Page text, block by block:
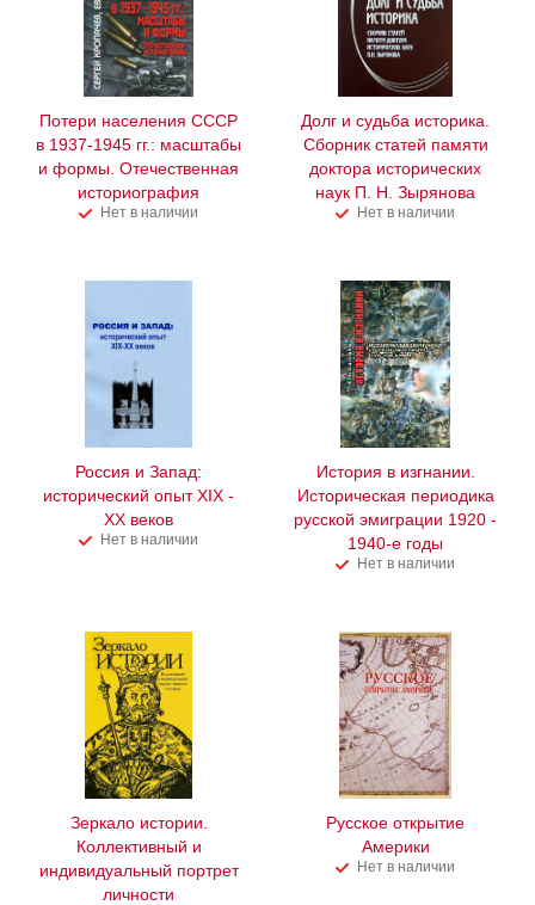
Потери населения СССР
в 1937-1945 гг.: масштабы
и формы. Отечественная
историография
Нет в наличии
Долг и судьба историка.
Сборник статей памяти
доктора исторических
наук П. Н. Зырянова
Нет в наличии
Россия и Запад:
исторический опыт XIX -
ХХ веков
Нет в наличии
История в изгнании.
Историческая периодика
русской эмиграции 1920 -
1940-е годы
Нет в наличии
Зеркало истории.
Коллективный и
индивидуальный портрет
личности
Русское открытие
Америки
Нет в наличии